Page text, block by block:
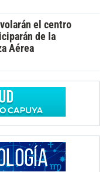
el centro
de la
Aérea